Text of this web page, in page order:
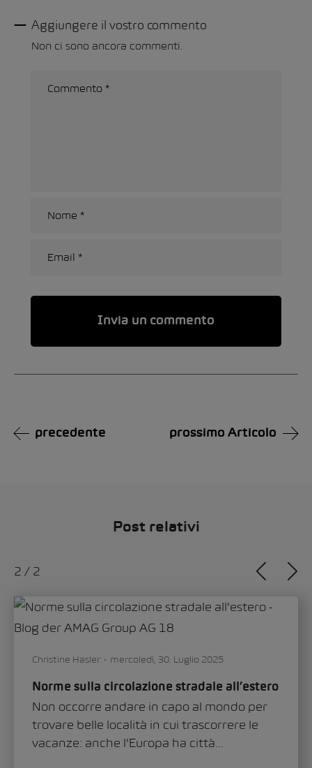
Aggiungere il vostro commento
Non ci sono ancora commenti.
precedente prossimo Articolo
Post relativi
1 / 2